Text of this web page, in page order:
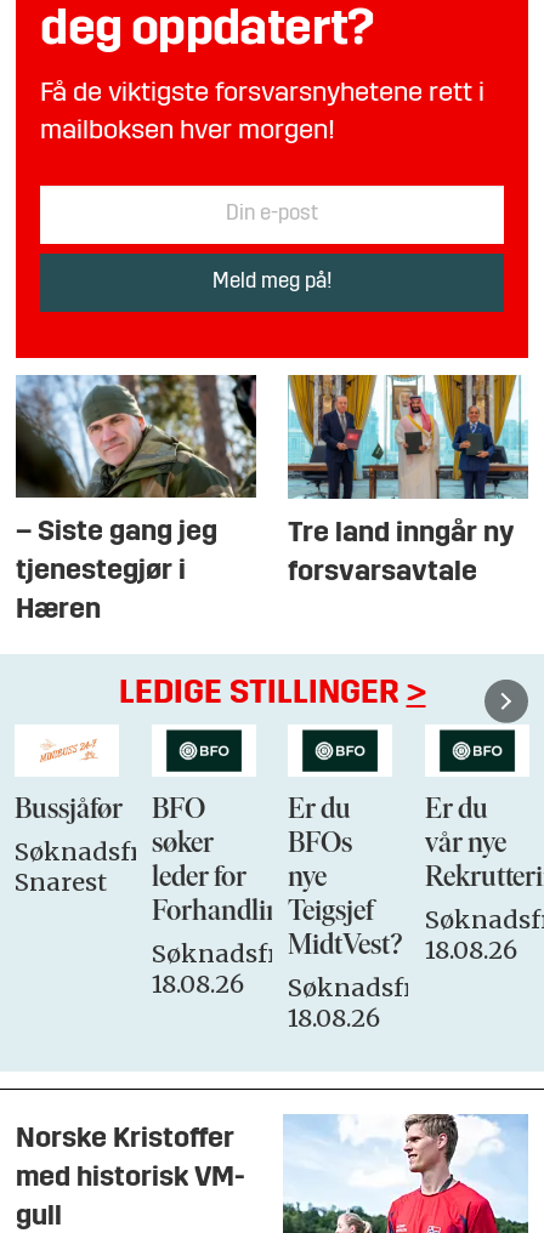
deg oppdatert?
Få de viktigste forsvarsnyhetene rett i
mailboksen hver morgen!
– Siste gang jeg
tjenestegjør i
Hæren
Tre land inngår ny
forsvarsavtale
LEDIGE STILLINGER >
Bussjåfør
Søknadsfrist:
Snarest
BFO
søker
leder for
Forhandlingsutvalget
Søknadsfrist:
18.08.26
Er du
BFOs
nye
Teigsjef
MidtVest?
Søknadsfrist:
18.08.26
Er du
vår nye
18.08.26
Norske Kristoffer
med historisk VM-
gull